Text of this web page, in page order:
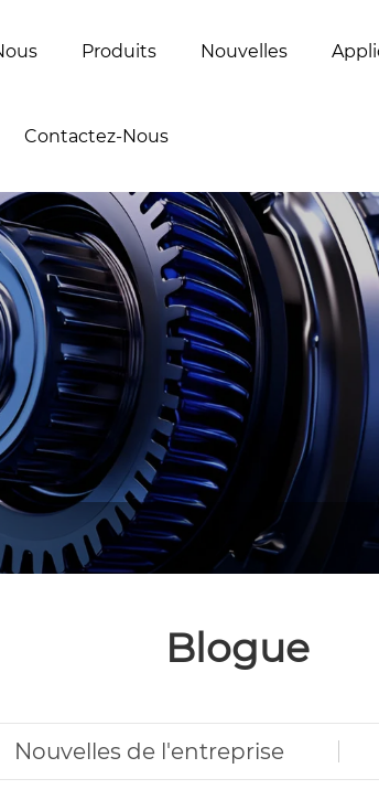
Produits Nouvelles
Contactez-Nous
Blogue
Nouvelles de l'entreprise